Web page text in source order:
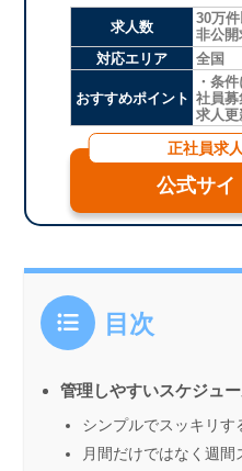
求人数
30万
非公開
対応エリア
全国
おすすめポイント
・条
社員募
求人更
正社員求
公式サイ
目次
管理しやすいスケジュ
シンプルでスッキリす
月間だけではなく週間